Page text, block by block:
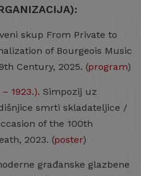
skup From Private to
of Bourgeois Music
Century, 2025. (program)
1923.). Simpozij uz
smrti skladateljice /
of the 100th
2023. (poster)
građanske glazbene